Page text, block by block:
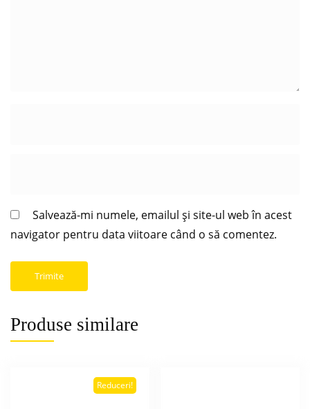
Salvează-mi numele, emailul și site-ul web în acest
navigator pentru data viitoare când o să comentez.
Produse similare
Reduceri!